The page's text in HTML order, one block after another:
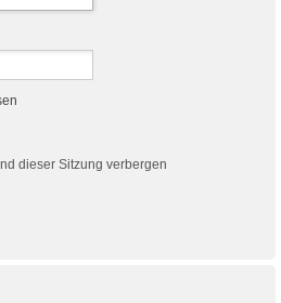
dieser Sitzung verbergen